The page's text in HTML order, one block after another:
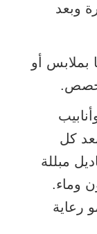
وبعد
بملابس أو
وبعد كل
مبللة
وماء.
رعاية